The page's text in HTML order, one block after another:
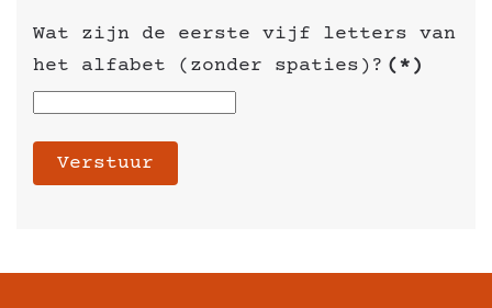
Wat zijn de eerste vijf letters van
het alfabet (zonder spaties)? (*)
Verstuur